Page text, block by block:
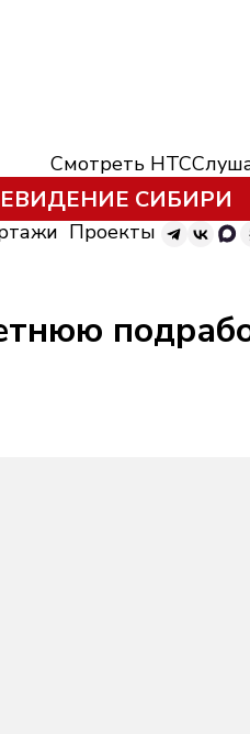
Смотреть НТС
СИБИРИ
Проекты